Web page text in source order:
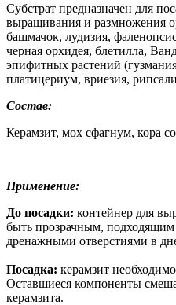
Субстрат предназначен для
выращивания и размножения
башмачок, лудизия,
черная орхидея, блетилла,
эпифитных растений
платицериум, вриезия,
Состав:
Керамзит, мох сфагнум, кора
Применение:
До посадки: контейнер для
быть прозрачным,
дренажными отверстиями в
Посадка: керамзит
Оставшиеся компоненты
керамзита.